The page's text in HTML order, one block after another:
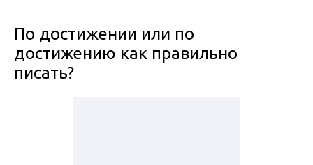
По достижении или по
достижению как правильно
писать?